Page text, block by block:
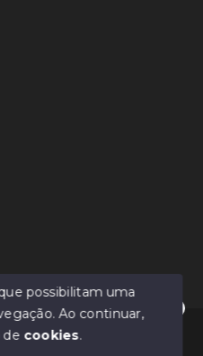
CRECI-SC 7362J -
para te ajudar.
possibilitam uma
Ao continuar,
de cookies.